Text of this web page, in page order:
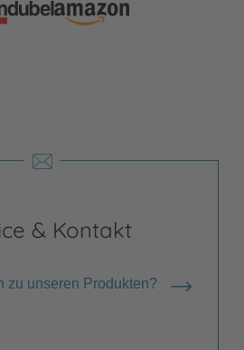
& Kontakt
zu unseren Produkten?